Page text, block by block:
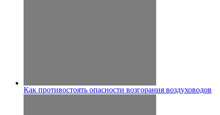
Как противостоять опасности возгорания воздуховодов